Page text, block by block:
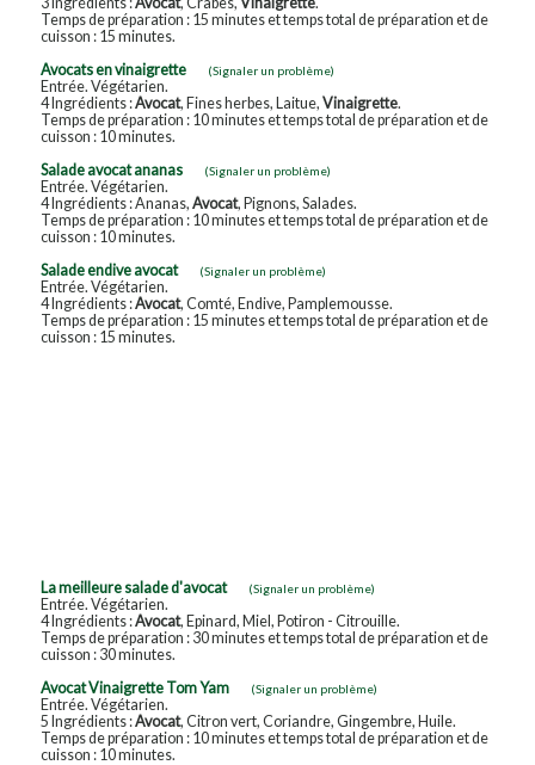
Temps de préparation : 15 minutes et temps total de préparation et de
cuisson : 15 minutes.
Avocats en vinaigrette
(Signaler un problème)
Entrée. Végétarien.
4 Ingrédients :Avocat, Fines herbes, Laitue, Vinaigrette.
Temps de préparation : 10 minutes et temps total de préparation et de
cuisson : 10 minutes.
Salade avocat ananas
(Signaler un problème)
Entrée. Végétarien.
4 Ingrédients : Ananas, Avocat, Pignons, Salades.
Temps de préparation : 10 minutes et temps total de préparation et de
cuisson : 10 minutes.
Salade endive avocat
(Signaler un problème)
Entrée. Végétarien.
4 Ingrédients :Avocat, Comté, Endive, Pamplemousse.
Temps de préparation : 15 minutes et temps total de préparation et de
cuisson : 15 minutes.
La meilleure salade d'avocat (Signaler un problème)
Entrée. Végétarien.
4 Ingrédients :Avocat, Epinard, Miel, Potiron - Citrouille.
Temps de préparation : 30 minutes et temps total de préparation et de
cuisson : 30 minutes.
Avocat Vinaigrette Tom Yam
(Signaler un problème)
Entrée. Végétarien.
5 Ingrédients :Avocat, Citron vert, Coriandre, Gingembre, Huile.
Temps de préparation : 10 minutes et temps total de préparation et de
cuisson : 10 minutes.